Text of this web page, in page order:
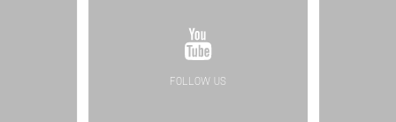
FOLLOW US